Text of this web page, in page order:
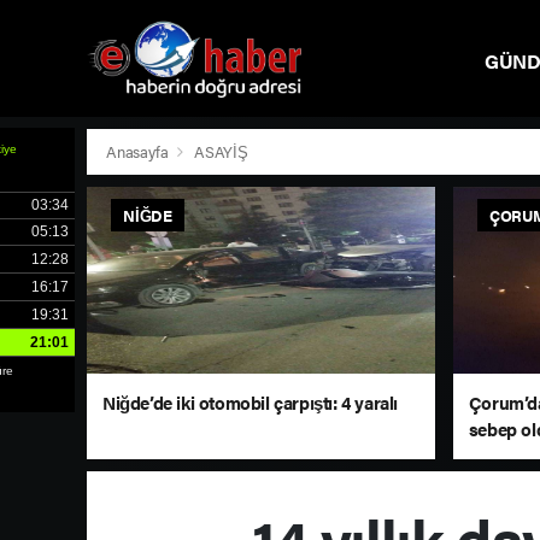
Anasayfa ASAYİŞ
NIĞDE
Niğde’de iki otomobil çarpıştı: 4 yaralı
sebep
döndü